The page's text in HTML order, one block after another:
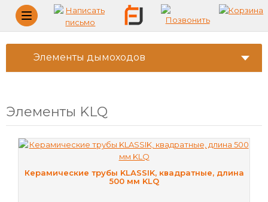
Меню
Элементы дымоходов
Элементы KLQ
Керамические трубы KLASSIK, квадратные, длина
500 мм KLQ